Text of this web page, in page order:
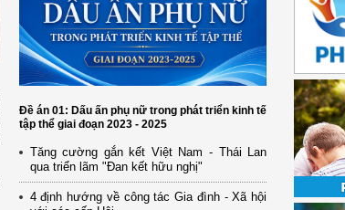
Đề án 01: Dấu ấn phụ nữ trong phát triển kinh tế
tập thể giai đoạn 2023 - 2025
Tăng cường gắn kết Việt Nam - Thái Lan
qua triển lãm "Đan kết hữu nghị"
4 định hướng về công tác Gia đình - Xã hội